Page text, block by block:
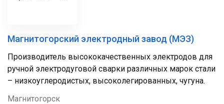
Магнитогорский электродный завод (МЭЗ)
Производитель высококачественных электродов для
ручной электродуговой сварки различных марок стали
– низкоуглеродистых, высоколегированных, чугуна.
Магнитогорск